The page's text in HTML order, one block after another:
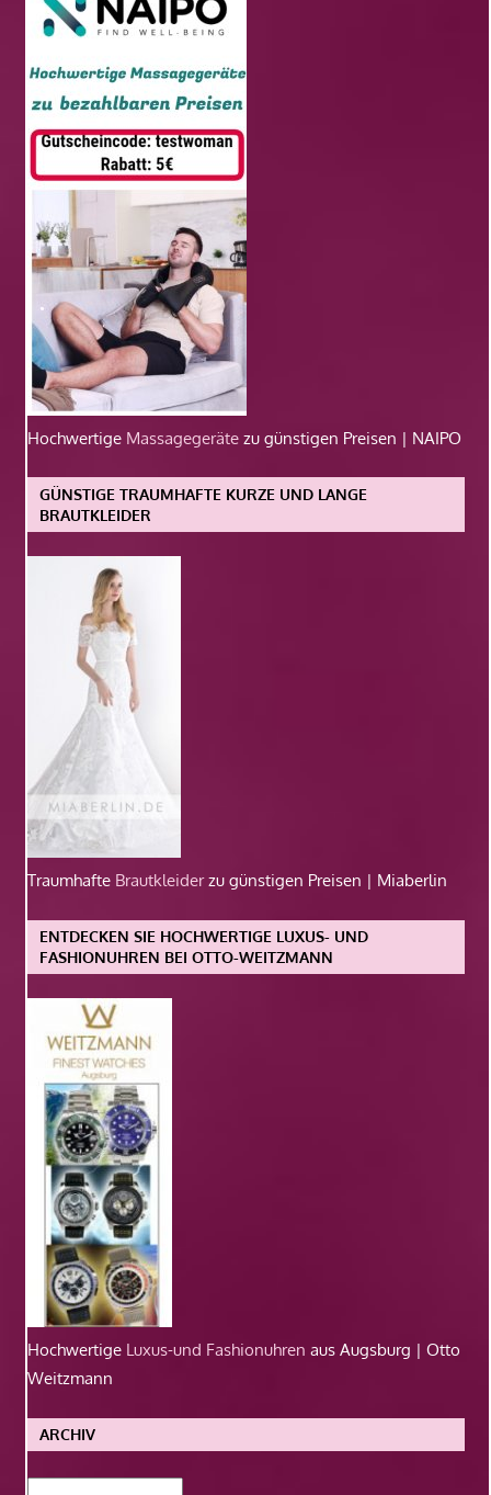
Hochwertige Massagegeräte zu günstigen Preisen | NAIPO
GÜNSTIGE TRAUMHAFTE KURZE UND LANGE
BRAUTKLEIDER
Traumhafte Brautkleiderzu günstigen Preisen | Miaberlin
ENTDECKEN SIE HOCHWERTIGE LUXUS- UND
FASHIONUHREN BEI OTTO-WEITZMANN
Hochwertige Luxus-und Fashionuhren aus Augsburg | Otto
Weitzmann
ARCHIV